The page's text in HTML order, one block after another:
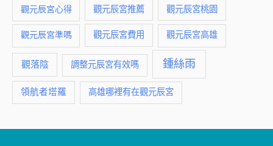
觀元辰宮心得 觀元辰宮推薦 觀元辰宮桃園
觀元辰宮準嗎 觀元辰宮費用 觀元辰宮高雄
觀落陰 調整元辰宮有效嗎 鍾絲雨
領航者塔羅 高雄哪裡有在觀元辰宮